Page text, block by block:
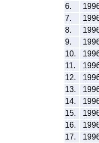
6.
7.
8.
9.
10.
11.
12.
13.
14.
15.
16.
17.